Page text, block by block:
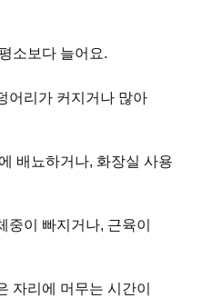
소보다 늘어요.
어리가 커지거나 많아
배뇨하거나, 화장실 사용
중이 빠지거나, 근육이
자리에 머무는 시간이